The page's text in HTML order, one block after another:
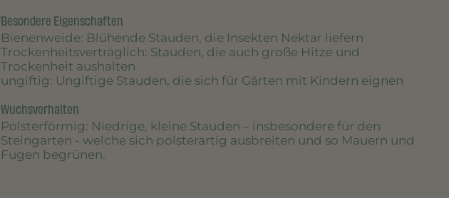
Besondere Eigenschaften
Bienenweide: Blühende Stauden, die Insekten Nektar liefern
Trockenheitsverträglich: Stauden, die auch große Hitze und
Trockenheit aushalten
ungiftig: Ungiftige Stauden, die sich für Gärten mit Kindern eignen
Wuchsverhalten
Polsterförmig: Niedrige, kleine Stauden – insbesondere für den
Steingarten - welche sich polsterartig ausbreiten und so Mauern und
Fugen begrünen.